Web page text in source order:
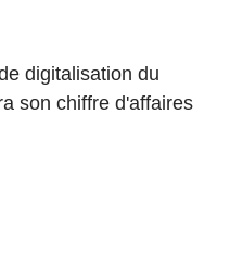
digitalisation du
son chiffre d'affaires